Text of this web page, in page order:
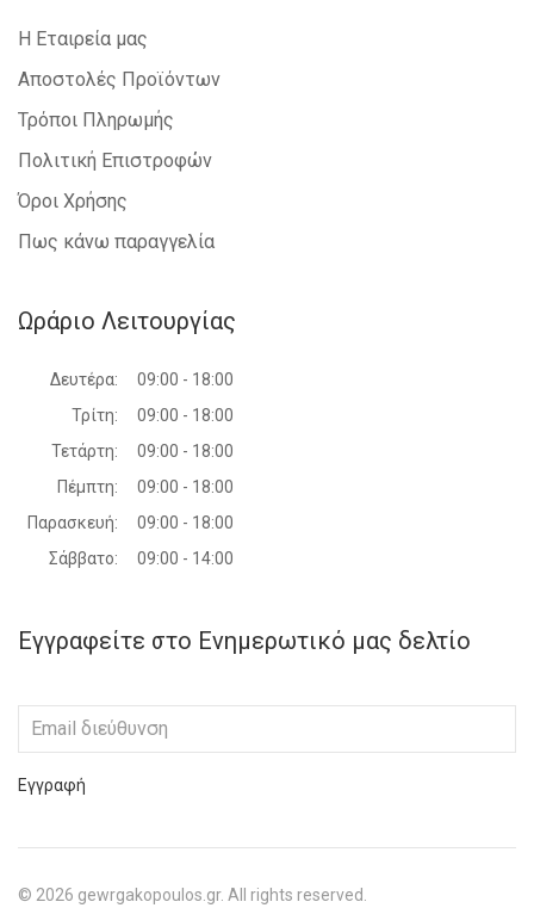
Η Εταιρεία μας
Αποστολές Προϊόντων
Τρόποι Πληρωμής
Πολιτική Επιστροφών
Όροι Χρήσης
Πως κάνω παραγγελία
Ωράριο Λειτουργίας
Δευτέρα:
09:00 - 18:00
Τρίτη:
09:00 - 18:00
Τετάρτη:
09:00 - 18:00
Πέμπτη:
09:00 - 18:00
Παρασκευή:
09:00 - 18:00
Σάββατο:
09:00 - 14:00
Εγγραφείτε στο Ενημερωτικό μας δελτίο
Εγγραφή
© 2026 gewrgakopoulos.gr. All rights reserved.